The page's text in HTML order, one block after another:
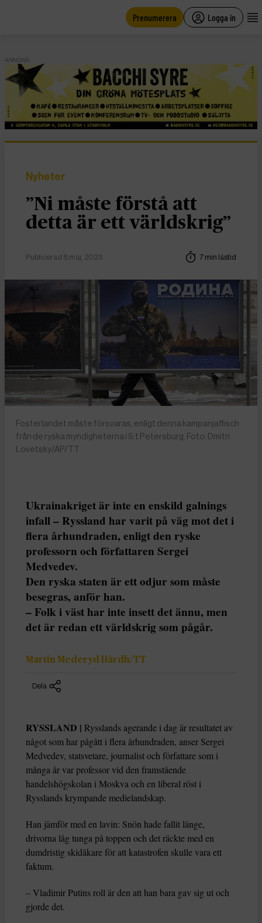
Prenumerera Logga in
ANNONS
Nyheter
”Ni måste förstå att
detta är ett världskrig”
Publicerad 8 maj, 2023 7 min lästid
Fosterlandet måste försvaras, enligt denna kampanjaffisch
från de ryska myndigheterna i S:t Petersburg. Foto: Dmitri
Lovetsky/AP/TT
Ukrainakriget är inte en enskild galnings
infall – Ryssland har varit på väg mot det i
flera århundraden, enligt den ryske
professorn och författaren Sergei
Medvedev.
Den ryska staten är ett odjur som måste
besegras, anför han.
– Folk i väst har inte insett det ännu, men
det är redan ett världskrig som pågår.
Martin Mederyd Hårdh/TT
Dela
RYSSLAND | Rysslands agerande i dag är resultatet av
något som har pågått i flera århundraden, anser Sergei
Medvedev, statsvetare, journalist och författare som i
många år var professor vid den framstående
handelshögskolan i Moskva och en liberal röst i
Rysslands krympande medielandskap.
Han jämför med en lavin: Snön hade fallit länge,
drivorna låg tunga på toppen och det räckte med en
dumdristig skidåkare för att katastrofen skulle vara ett
faktum.
– Vladimir Putins roll är den att han bara gav sig ut och
gjorde det.